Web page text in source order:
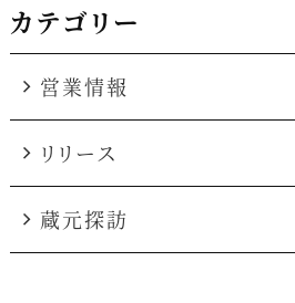
カテゴリー
営業情報
リリース
蔵元探訪